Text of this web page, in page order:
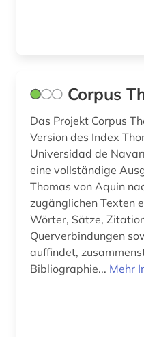
italianistik (4)
italien (3)
italienisch (1)
japan (1)
jazz (1)
Corpus
Das Projekt Corpus
Version des Index
Universidad de
eine vollständige
Thomas von Aquin
zugänglichen Texten eine Suchmaschine, die
Wörter, Sätze,
Querverbindungen
auffindet,
Bibliographie... Mehr